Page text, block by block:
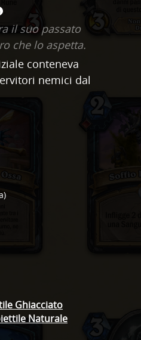
il suo passato
che lo aspetta.
conteneva
nemici dal
)
Ghiacciato
Naturale